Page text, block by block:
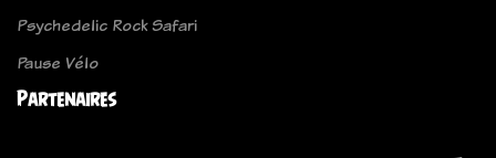
Psychedelic Rock Safari
Pause Vélo
Partenaires